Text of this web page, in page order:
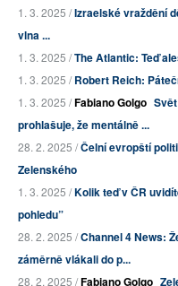
1. 3. 2025 /Izraelské vraždění
vlna ...
1. 3. 2025 /The Atlantic: Teď
1. 3. 2025 /Robert Reich:
1. 3. 2025 /Fabiano Golgo
prohlašuje, že mentálně ...
28. 2. 2025 /Čelní evropští
Zelenského
1. 3. 2025 /Kolik teď v ČR
pohledu”
28. 2. 2025 /Channel 4 News:
záměrně vlákali do p...
28. 2. 2025 /Fabiano Golgo